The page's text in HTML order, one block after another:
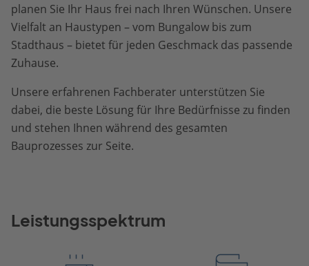
planen Sie Ihr Haus frei nach Ihren Wünschen. Unsere
Vielfalt an Haustypen – vom Bungalow bis zum
Stadthaus – bietet für jeden Geschmack das passende
Zuhause.
Unsere erfahrenen Fachberater unterstützen Sie
dabei, die beste Lösung für Ihre Bedürfnisse zu finden
und stehen Ihnen während des gesamten
Bauprozesses zur Seite.
Leistungsspektrum